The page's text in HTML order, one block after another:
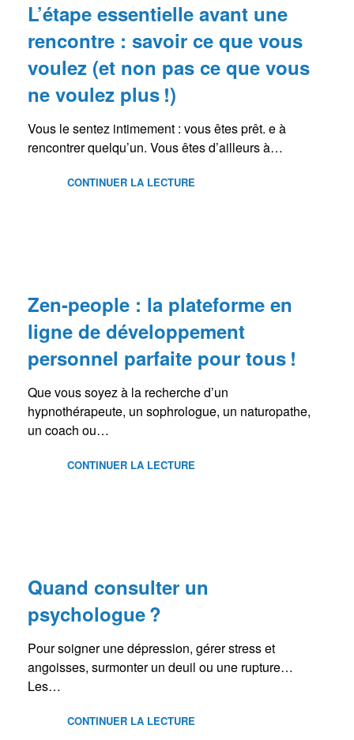
L’étape essentielle avant une
rencontre : savoir ce que vous
voulez (et non pas ce que vous
ne voulez plus !)
Vous le sentez intimement : vous êtes prêt. e à
rencontrer quelqu’un. Vous êtes d’ailleurs à…
CONTINUER LA LECTURE
Zen-people : la plateforme en
ligne de développement
personnel parfaite pour tous !
Que vous soyez à la recherche d’un
hypnothérapeute, un sophrologue, un naturopathe,
un coach ou…
CONTINUER LA LECTURE
Quand consulter un
psychologue ?
Pour soigner une dépression, gérer stress et
angoisses, surmonter un deuil ou une rupture…
Les…
CONTINUER LA LECTURE